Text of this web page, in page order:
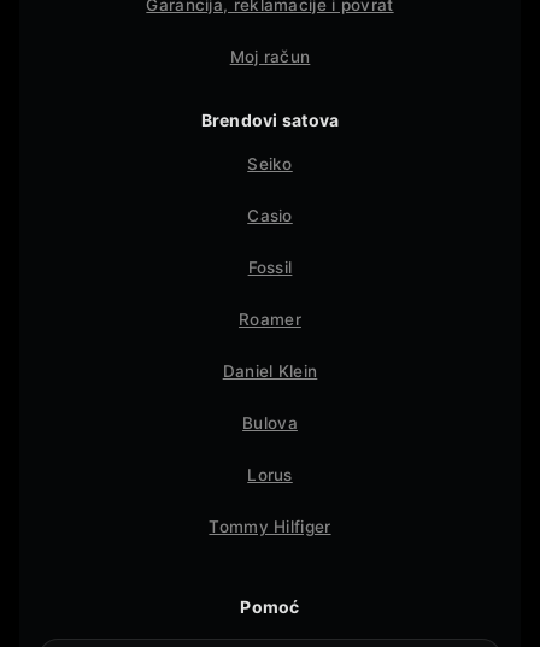
Garancija, reklamacije i povrat
Moj račun
Brendovi satova
Seiko
Casio
Fossil
Roamer
Daniel Klein
Bulova
Lorus
Tommy Hilfiger
Pomoć